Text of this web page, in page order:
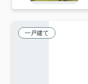
一戸建て